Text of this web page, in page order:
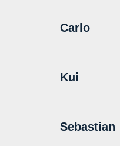
Carlo
Kui
Sebastian